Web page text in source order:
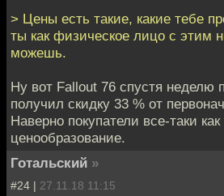
> Цены есть такие, какие тебе
ты как физическое лицо с этим
можешь.
Ну вот Fallout 76 спустя неделю
получил скидку 33 % от
Наверно покупатели все-таки
ценообразование.
Готальский »
#24 | 27.11.18 11:15